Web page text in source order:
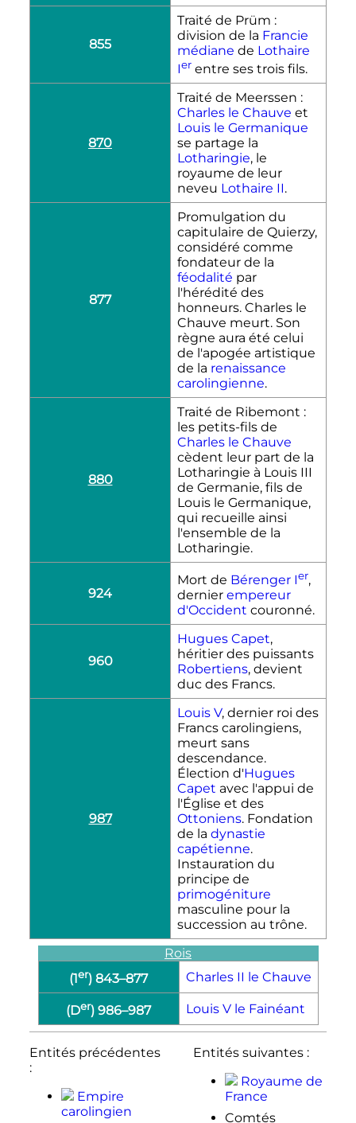
855
Traité de Prüm :
division de la Francie
médiane de Lothaire
Ier entre ses trois fils.
870
Traité de Meerssen :
Charles le Chauve et
Louis le Germanique
se partage la
Lotharingie, le
royaume de leur
neveu Lothaire II.
877
Promulgation du
capitulaire de Quierzy,
considéré comme
fondateur de la
féodalité par
l'hérédité des
honneurs. Charles le
Chauve meurt. Son
règne aura été celui
de l'apogée artistique
de la renaissance
carolingienne.
880
Traité de Ribemont :
les petits-fils de
Charles le Chauve
cèdent leur part de la
Lotharingie à Louis III
de Germanie, fils de
Louis le Germanique,
qui recueille ainsi
l'ensemble de la
Lotharingie.
924
Mort de Bérenger Ier,
dernier empereur
d'Occident couronné.
960
Hugues Capet,
héritier des puissants
Robertiens, devient
duc des Francs.
987
Louis V, dernier roi des
Francs carolingiens,
meurt sans
descendance.
Élection d'Hugues
Capet avec l'appui de
l'Église et des
Ottoniens. Fondation
de la dynastie
capétienne.
Instauration du
principe de
primogéniture
masculine pour la
succession au trône.
Rois
(1er) 843–877 Charles II le Chauve
(Der) 986–987 Louis Vle Fainéant
Entités précédentes
:
Empire
carolingien
Entités suivantes :
Royaume de
France
Comtés